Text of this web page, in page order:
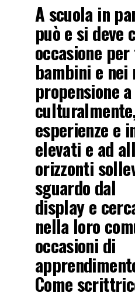
A scuola in
può e si deve
occasione
bambini e nei
propensione
esperienze e
elevati e ad
orizzonti
sguardo dal
display e
nella loro
occasioni di
Come